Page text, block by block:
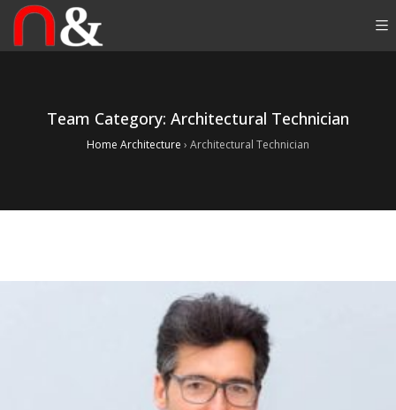
Team Category: Architectural Technician
Home Architecture › Architectural Technician